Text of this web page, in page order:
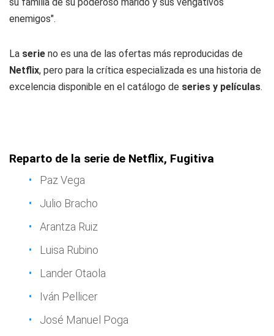
enemigos".
La serie no es una de las ofertas más reproducidas de
Netflix, pero para la crítica especializada es una historia de
excelencia disponible en el catálogo de series y películas.
Reparto de la serie de Netflix, Fugitiva
Paz Vega
Julio Bracho
Arantza Ruiz
Luisa Rubino
Lander Otaola
Iván Pellicer
José Manuel Poga